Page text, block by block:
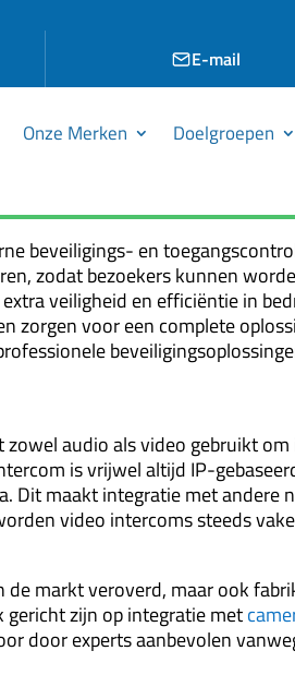
E-mail
Onze Merken Doelgroepen
beveiligings- en
zodat bezoekers kunnen
veiligheid en efficiëntie in
zorgen voor een complete
audio als video gebruikt
is vrijwel altijd IP-
Dit maakt integratie met andere
video intercoms steeds
markt veroverd, maar ook
zijn op integratie met
door experts aanbevolen